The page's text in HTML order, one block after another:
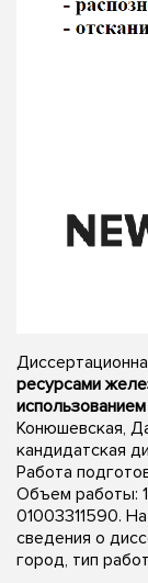
ресурсами
Конюшевская,
кандидатская
Работа
Объем работы:
01003311590.
сведения о
город, тип